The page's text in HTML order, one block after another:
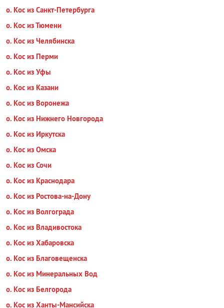
о. Кос из Санкт-Петербурга
о. Кос из Тюмени
о. Кос из Челябинска
о. Кос из Перми
о. Кос из Уфы
о. Кос из Казани
о. Кос из Воронежа
о. Кос из Нижнего Новгорода
о. Кос из Иркутска
о. Кос из Омска
о. Кос из Сочи
о. Кос из Краснодара
о. Кос из Ростова-на-Дону
о. Кос из Волгограда
о. Кос из Владивостока
о. Кос из Хабаровска
о. Кос из Благовещенска
о. Кос из Минеральных Вод
о. Кос из Белгорода
о. Кос из Ханты-Мансийска